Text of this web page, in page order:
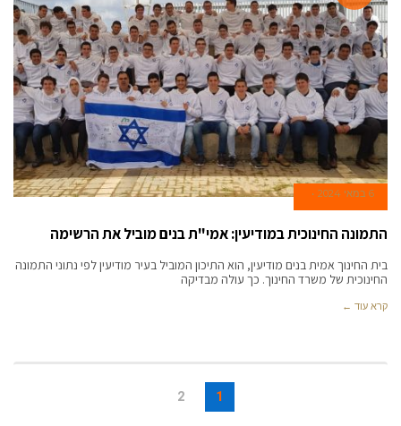
6 במאי 2024
התמונה החינוכית במודיעין: אמי"ת בנים מוביל את הרשימה
בית החינוך אמית בנים מודיעין, הוא התיכון המוביל בעיר מודיעין לפי נתוני התמונה
החינוכית של משרד החינוך. כך עולה מבדיקה
קרא עוד ←
1
2